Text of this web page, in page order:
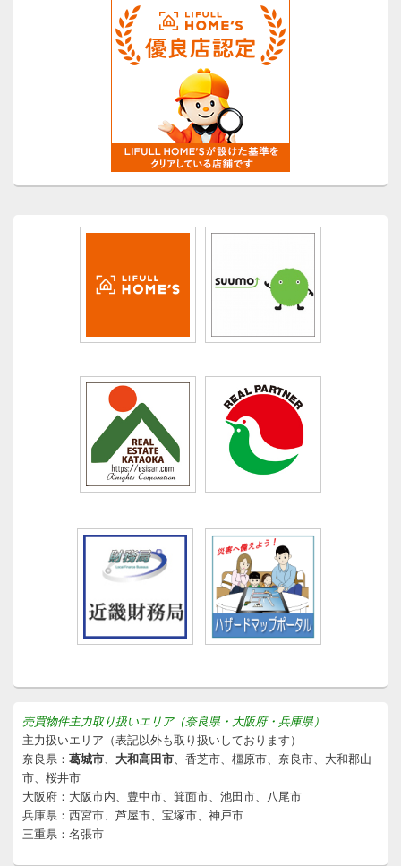
売買物件主力取り扱いエリア（奈良県・大阪府・兵庫県）
主力扱いエリア（表記以外も取り扱いしております）
奈良県： 葛城市、 大和高田市、香芝市、橿原市、奈良市、大和郡山
市、桜井市
大阪府：大阪市内、豊中市、箕面市、池田市、八尾市
兵庫県：西宮市、芦屋市、宝塚市、神戸市
三重県：名張市